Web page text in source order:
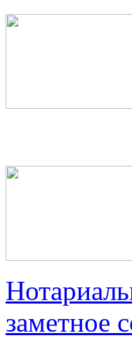
заметное